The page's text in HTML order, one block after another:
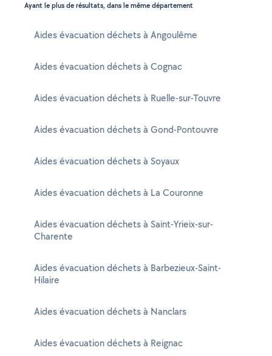
Ayant le plus de résultats, dans le même département
Aides évacuation déchets à Angoulême
Aides évacuation déchets à Cognac
Aides évacuation déchets à Ruelle-sur-Touvre
Aides évacuation déchets à Gond-Pontouvre
Aides évacuation déchets à Soyaux
Aides évacuation déchets à La Couronne
Aides évacuation déchets à Saint-Yrieix-sur-
Charente
Aides évacuation déchets à Barbezieux-Saint-
Hilaire
Aides évacuation déchets à Nanclars
Aides évacuation déchets à Reignac